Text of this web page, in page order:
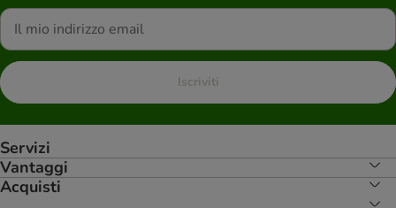
Iscriviti
Servizi
Vantaggi
Acquisti